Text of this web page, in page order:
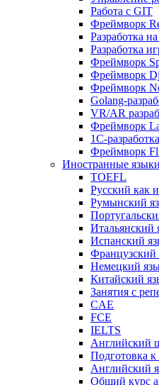
Работа с GIT
Фреймворк
Разработка
Разработка
Фреймворк
Фреймворк
Фреймворк
Golang-
VR/AR
Фреймворк
1C-разработка
Фреймворк
Иностранные языки
TOEFL
Русский как
Румынский
Итальянский
Испанский
Французский
Немецкий
Китайский
Занятия с
CAE
FCE
IELTS
Английский
Подготовка
Английский
Общий курс